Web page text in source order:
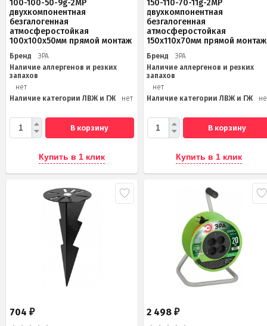
100-100-50-9g-2MP
двухкомпонентная
безгалогенная
атмосферостойкая
100х100х50мм прямой монтаж
Бренд
ЭРА
Наличие аллергенов и резких
запахов
нет
Наличие категории ЛВЖ и ГЖ
нет
В корзину
Купить в 1 клик
150-110-70-11g-2MP
двухкомпонентная
безгалогенная
атмосферостойкая
150х110х70мм прямой монтаж
Бренд
ЭРА
Наличие аллергенов и резких
запахов
нет
Наличие категории ЛВЖ и ГЖ
В корзину
Купить в 1 клик
704 ₽ 2 498₽